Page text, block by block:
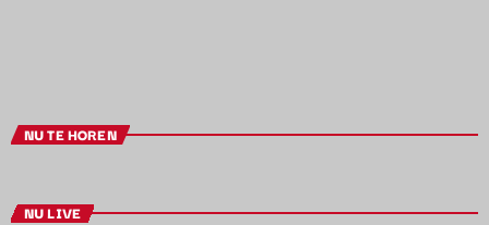
NU TE HOREN
NU LIVE